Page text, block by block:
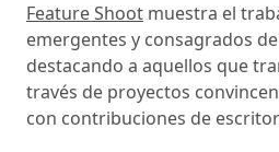
Feature Shoot muestra el
emergentes y consagrados
destacando a aquellos que
través de proyectos
con contribuciones de